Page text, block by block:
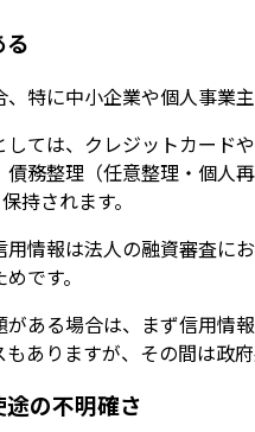
特に中小企業や個人事業
ては、クレジットカード
務整理（任意整理・個人
持されます。
情報は法人の融資審査に
です。
ある場合は、まず信用情
ありますが、その間は政
の不明確さ